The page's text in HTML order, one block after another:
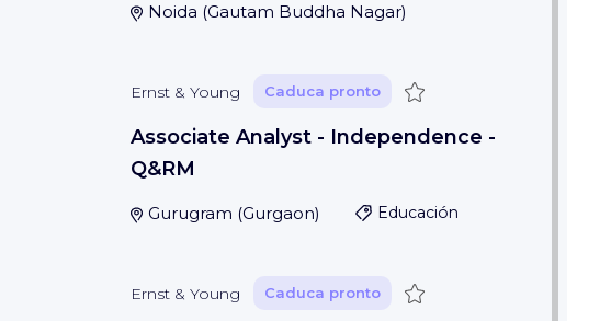
Noida (Gautam Buddha Nagar)
Ernst & Young Caduca pronto Guardar
Associate Analyst - Independence -
Q&RM
Gurugram (Gurgaon) Educación
Ernst & Young Caduca pronto Guardar